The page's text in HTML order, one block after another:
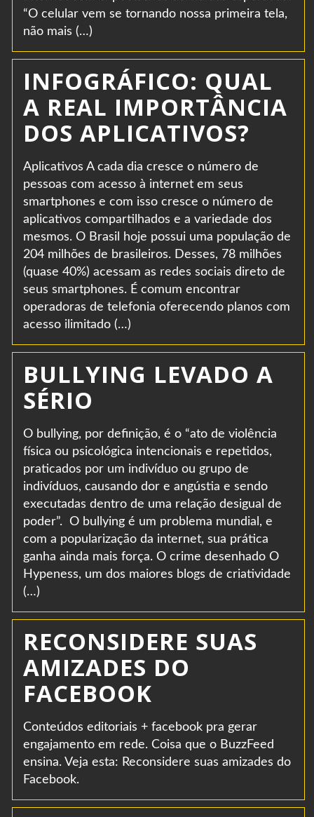
“O celular vem se tornando nossa primeira tela,
não mais (…)
INFOGRÁFICO: QUAL
A REAL IMPORTÂNCIA
DOS APLICATIVOS?
Aplicativos A cada dia cresce o número de
pessoas com acesso à internet em seus
smartphones e com isso cresce o número de
aplicativos compartilhados e a variedade dos
mesmos. O Brasil hoje possui uma população de
204 milhões de brasileiros. Desses, 78 milhões
(quase 40%) acessam as redes sociais direto de
seus smartphones. É comum encontrar
operadoras de telefonia oferecendo planos com
acesso ilimitado (…)
BULLYING LEVADO A
SÉRIO
O bullying, por definição, é o “ato de violência
física ou psicológica intencionais e repetidos,
praticados por um indivíduo ou grupo de
indivíduos, causando dor e angústia e sendo
executadas dentro de uma relação desigual de
poder”. O bullying é um problema mundial, e
com a popularização da internet, sua prática
ganha ainda mais força. O crime desenhado O
Hypeness, um dos maiores blogs de criatividade
(…)
RECONSIDERE SUAS
AMIZADES DO
FACEBOOK
Conteúdos editoriais + facebook pra gerar
engajamento em rede. Coisa que o BuzzFeed
ensina. Veja esta: Reconsidere suas amizades do
Facebook.